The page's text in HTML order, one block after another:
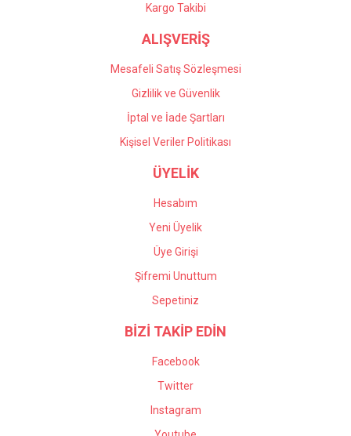
Kargo Takibi
ALIŞVERİŞ
Mesafeli Satış Sözleşmesi
Gizlilik ve Güvenlik
İptal ve İade Şartları
Kişisel Veriler Politikası
ÜYELİK
Hesabım
Yeni Üyelik
Üye Girişi
Şifremi Unuttum
Sepetiniz
BİZİ TAKİP EDİN
Facebook
Twitter
Instagram